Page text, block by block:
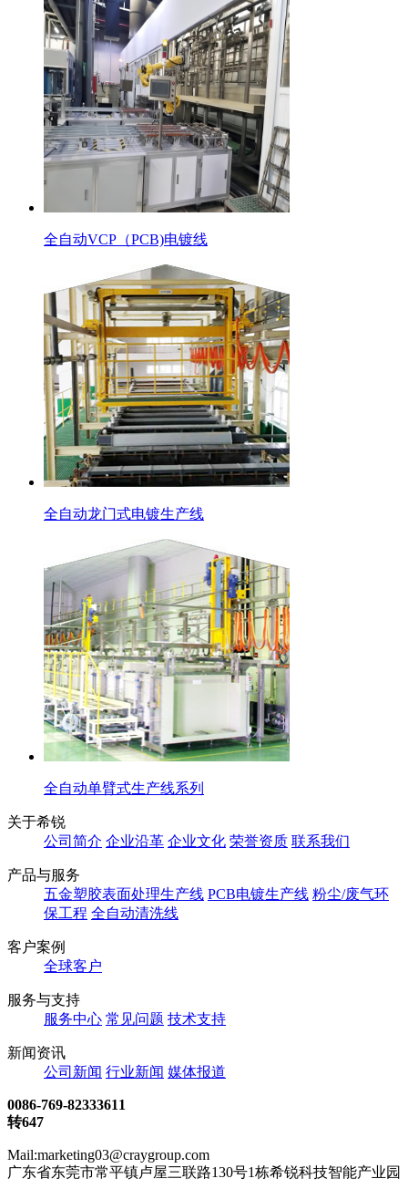
全自动VCP（PCB)电镀线
全自动龙门式电镀生产线
全自动单臂式生产线系列
关于希锐
公司简介 企业沿革 企业文化 荣誉资质 联系我们
产品与服务
五金塑胶表面处理生产线 PCB电镀生产线 粉尘/废气环
保工程 全自动清洗线
客户案例
全球客户
服务与支持
服务中心 常见问题 技术支持
新闻资讯
公司新闻 行业新闻 媒体报道
0086-769-82333611
转647
Mail:marketing03@craygroup.com
广东省东莞市常平镇卢屋三联路130号1栋希锐科技智能产业园